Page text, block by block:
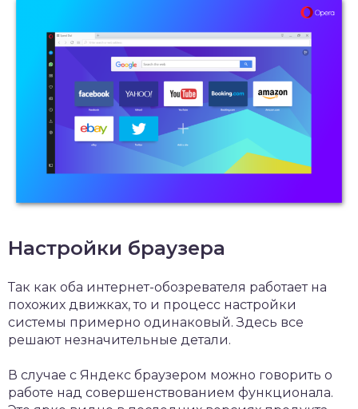
Настройки браузера
Так как оба интернет-обозревателя работает на
похожих движках, то и процесс настройки
системы примерно одинаковый. Здесь все
решают незначительные детали.
В случае с Яндекс браузером можно говорить о
работе над совершенствованием функционала.